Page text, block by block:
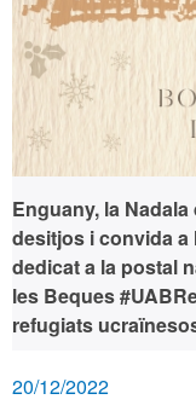
Enguany, la
desitjos i convida
dedicat a la postal
les Beques
refugiats
20/12/2022